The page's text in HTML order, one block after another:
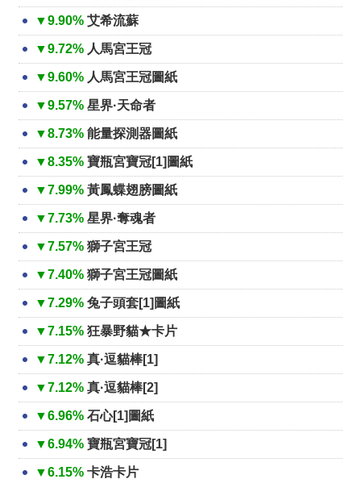
▼9.90% 艾希流蘇
▼9.72% 人馬宮王冠
▼9.60% 人馬宮王冠圖紙
▼9.57% 星界·天命者
▼8.73% 能量探測器圖紙
▼8.35% 寶瓶宮寶冠[1]圖紙
▼7.99% 黃鳳蝶翅膀圖紙
▼7.73% 星界·奪魂者
▼7.57% 獅子宮王冠
▼7.40% 獅子宮王冠圖紙
▼7.29% 兔子頭套[1]圖紙
▼7.15% 狂暴野貓★卡片
▼7.12% 真·逗貓棒[1]
▼7.12% 真·逗貓棒[2]
▼6.96% 石心[1]圖紙
▼6.94% 寶瓶宮寶冠[1]
▼6.15% 卡浩卡片